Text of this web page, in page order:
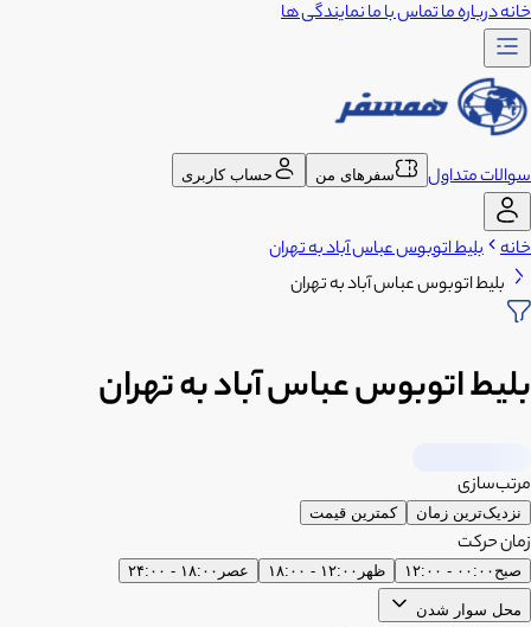
خانهدرباره ماتماس با مانمایندگی ها
سوالات متداول سفرهای من حساب کاربری
خانه بلیط اتوبوس عباس آباد به تهران
بلیط اتوبوس عباس آباد به تهران
بلیط اتوبوس عباس آباد به تهران
مرتب‌سازی
نزدیک‌ترین زمان کمترین قیمت
زمان حرکت
صبح ۰۰:۰۰ - ۱۲:۰۰ ظهر ۱۲:۰۰ - ۱۸:۰۰ عصر ۱۸:۰۰ - ۲۴:۰۰
محل سوار شدن